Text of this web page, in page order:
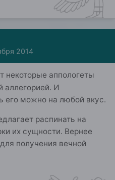
2014
некоторые аппологеты
аллегорией. И
его можно на любой вкус.
распинать на
их сущности. Вернее
получения вечной